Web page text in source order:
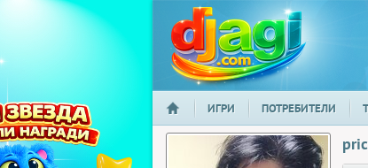
djagi.com
НАЧАЛО
ИГРИ ПОТРЕБИТЕЛИ
pric